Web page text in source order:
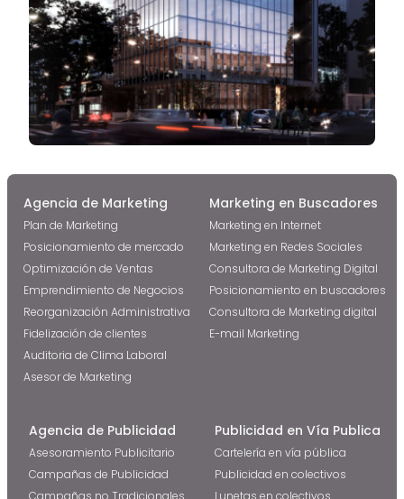
Agencia de Marketing
Plan de Marketing
Posicionamiento de mercado
Optimización de Ventas
Emprendimiento de Negocios
Reorganización Administrativa
Fidelización de clientes
Auditoria de Clima Laboral
Asesor de Marketing
Marketing en Buscadores
Marketing en Internet
Marketing en Redes Sociales
Consultora de Marketing Digital
Posicionamiento en buscadores
Consultora de Marketing digital
E-mail Marketing
Agencia de Publicidad
Asesoramiento Publicitario
Campañas de Publicidad
Publicidad en Vía Publica
Cartelería en vía pública
Publicidad en colectivos